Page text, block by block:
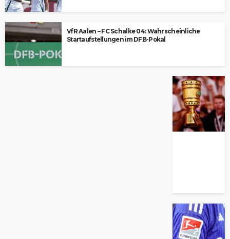
VfR Aalen – FC Schalke 04: Wahrscheinliche
Startaufstellungen im DFB-Pokal